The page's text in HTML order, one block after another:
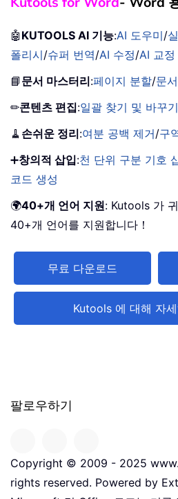
🤖 KUTOOLS AI 기능:AI 도우미/
폴리시/슈퍼 번역/AI 수정/AI 교정
📘 문서 마스터리:페이지 분할/문
✏콘텐츠 편집:일괄 찾기 및 바꾸기
🧹 손쉬운 정리:여분 공백 제거/구
➕창의적 삽입:천 단위 구분 기호
코드 생성
🌍40+개 언어 지원: Kutools 가
40+개 언어를 지원합니다！
무료 다운로드
Kutools 에 대해 자
팔로우하기
Copyright © 2009 - 2025
rights reserved. Powered by